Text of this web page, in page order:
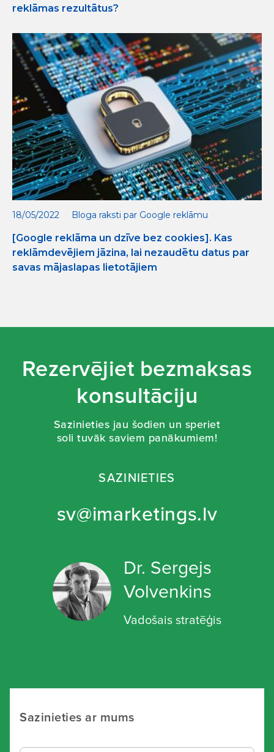
reklāmas rezultātus?
18/05/2022 Bloga raksti par Google reklāmu
[Google reklāma un dzīve bez cookies]. Kas
reklāmdevējiem jāzina, lai nezaudētu datus par
savas mājaslapas lietotājiem
Rezervējiet bezmaksas
konsultāciju
Sazinieties jau šodien un speriet
soli tuvāk saviem panākumiem!
SAZINIETIES
sv@imarketings.lv
Dr. Sergejs
Volvenkins
Vadošais stratēģis
Sazinieties ar mums